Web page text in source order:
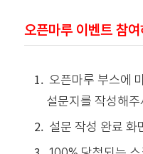
오픈마루 이벤트 참
오픈마루 부스에
설문지를 작성해주
설문 작성 완료 화